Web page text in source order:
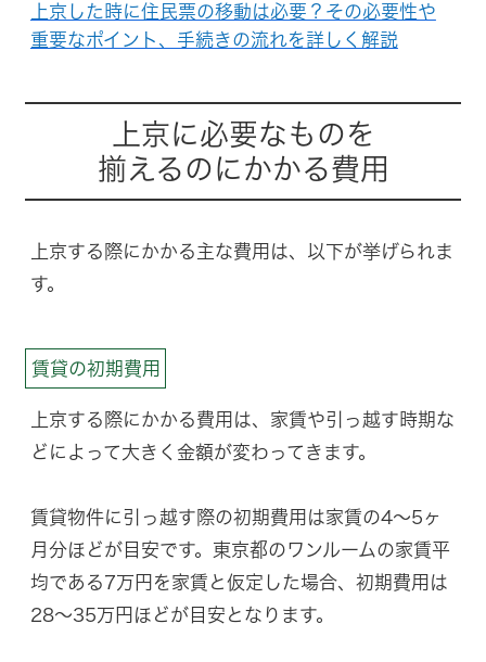
上京した時に住民票の移動は必要？その必要性や
重要なポイント、手続きの流れを詳しく解説
上京に必要なものを
揃えるのにかかる費用
上京する際にかかる主な費用は、以下が挙げられま
す。
賃貸の初期費用
上京する際にかかる費用は、家賃や引っ越す時期な
どによって大きく金額が変わってきます。
賃貸物件に引っ越す際の初期費用は家賃の4〜5ヶ
月分ほどが目安です。東京都のワンルームの家賃平
均である7万円を家賃と仮定した場合、初期費用は
28〜35万円ほどが目安となります。